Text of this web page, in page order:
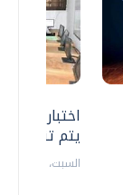
اختبارات
يتم
السبت، 18 يوليو 2026 09:22 ص